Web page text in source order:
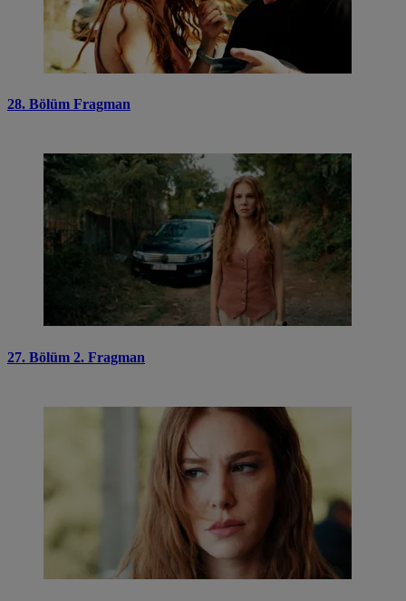
28. Bölüm Fragman
27. Bölüm 2. Fragman